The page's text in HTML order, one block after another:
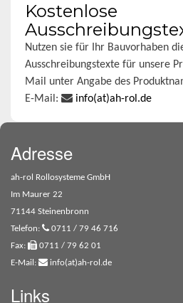
Kostenlose
Nutzen sie für Ihr Bauvorhaben
Ausschreibungstexte für unsere
Mail unter Angabe des
E-Mail:
info(at)ah-rol.de
Adresse
ah-rol Rollosysteme GmbH
Im Maurer 22
71144 Steinenbronn
Telefon:
0711 / 79 46 716
Fax:
0711 / 79 62 01
E-Mail:
info(at)ah-rol.de
Links